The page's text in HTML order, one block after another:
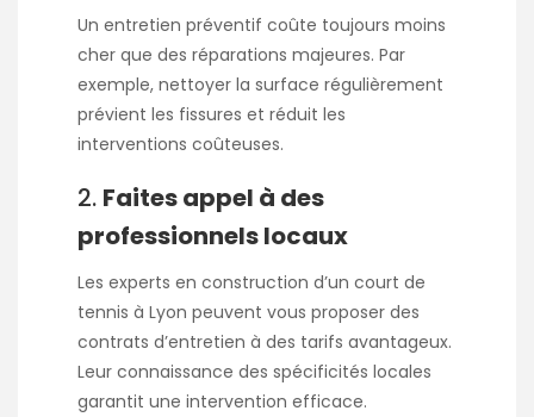
Un entretien préventif coûte toujours moins
cher que des réparations majeures. Par
exemple, nettoyer la surface régulièrement
prévient les fissures et réduit les
interventions coûteuses.
2. Faites appel à des
professionnels locaux
Les experts en construction d’un court de
tennis à Lyon peuvent vous proposer des
contrats d’entretien à des tarifs avantageux.
Leur connaissance des spécificités locales
garantit une intervention efficace.